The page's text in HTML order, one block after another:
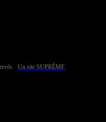
Un site SUPRÊME